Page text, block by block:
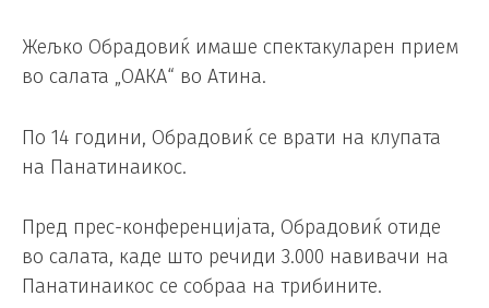
Жељко Обрадовиќ имаше спектакуларен прием
во салата „ОАКА“ во Атина.
По 14 години, Обрадовиќ се врати на клупата
на Панатинаикос.
Пред прес-конференцијата, Обрадовиќ отиде
во салата, каде што речиди 3.000 навивачи на
Панатинаикос се собраа на трибините.